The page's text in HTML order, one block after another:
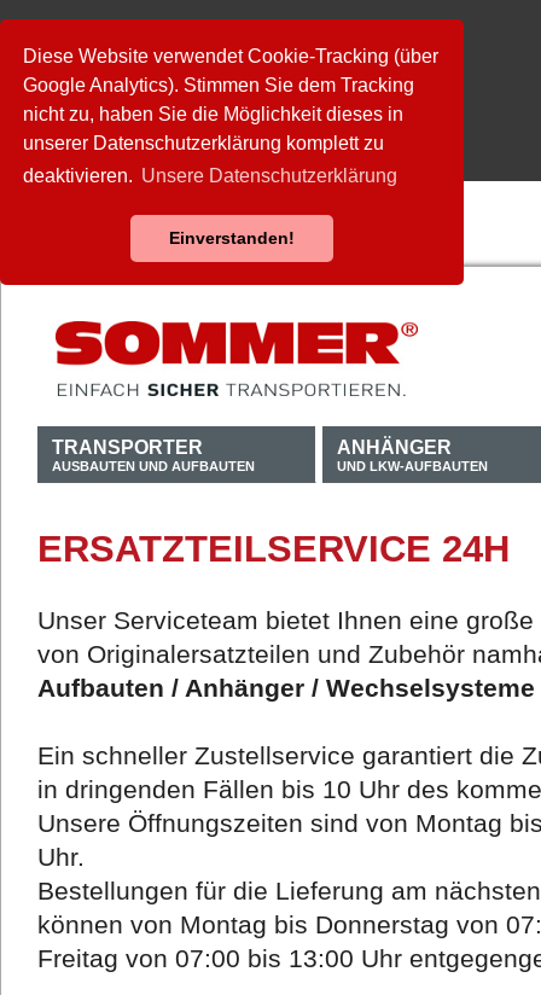
Diese Website verwendet Cookie-Tracking (über
Google Analytics). Stimmen Sie dem Tracking
nicht zu, haben Sie die Möglichkeit dieses in
unserer Datenschutzerklärung komplett zu
deaktivieren. Unsere Datenschutzerklärung
Einverstanden!
TRANSPORTER
AUSBAUTEN UND AUFBAUTEN
ANHÄNGER
UND LKW-AUFBAUTEN
ERSATZTEILSERVICE 24H
Unser Serviceteam bietet Ihnen eine große
von Originalersatzteilen und Zubehör
Aufbauten / Anhänger /
Ein schneller Zustellservice garantiert die
in dringenden Fällen bis 10 Uhr des
Unsere Öffnungszeiten sind von Montag
Uhr.
Bestellungen für die Lieferung am
können von Montag bis Donnerstag von
Freitag von 07:00 bis 13:00 Uhr